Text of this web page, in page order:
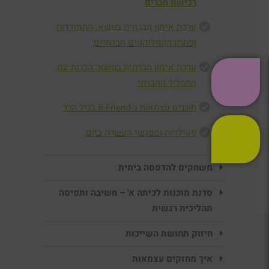
ערכת אימון חברתית בנושא: התמודדות
ופתרון קונפליקטים חברתיים
ערכת אימון חברתית בנושא: הכרות עם
התהליך החברתי
חוגגים עצמאות ב-B-Friend בגיל הרך
פעילויות ומפגשי העשרה בזום
משחקים להדפסה ביתית
סדנת מוכנות לכיתה א' – חשיבה ותפיסה
תהליכית רגשית
חיזוק תחושת השייכות
איך מחזקים עצמאות